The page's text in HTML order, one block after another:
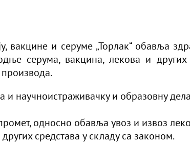
вакцине и серуме „Торлак“ обавља
серума, вакцина, лекова и
производа.
и научноистраживачку и образовну
односно обавља увоз и извоз
средстава у складу са законом.